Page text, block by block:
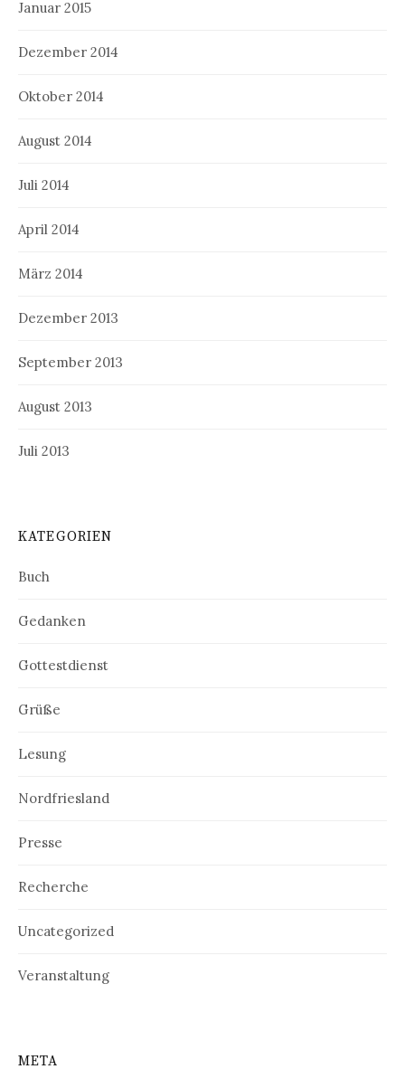
Januar 2015
Dezember 2014
Oktober 2014
August 2014
Juli 2014
April 2014
März 2014
Dezember 2013
September 2013
August 2013
Juli 2013
KATEGORIEN
Buch
Gedanken
Gottestdienst
Grüße
Lesung
Nordfriesland
Presse
Recherche
Uncategorized
Veranstaltung
META